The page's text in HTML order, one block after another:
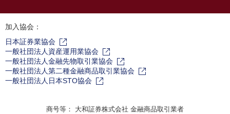
加入協会：
日本証券業協会
一般社団法人資産運用業協会
一般社団法人金融先物取引業協会
一般社団法人第二種金融商品取引業協会
一般社団法人日本STO協会
商号等： 大和証券株式会社 金融商品取引業者